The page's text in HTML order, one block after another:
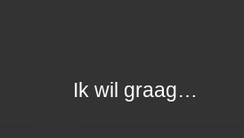
Ik wil graag…